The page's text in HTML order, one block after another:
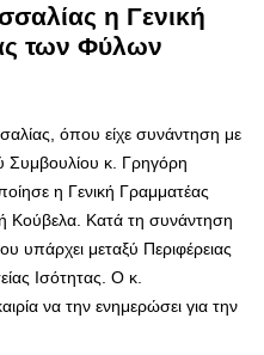
η Γενική
των Φύλων
όπου είχε συνάντηση με
Συμβουλίου κ. Γρηγόρη
η Γενική Γραμματέας
Κούβελα. Κατά τη συνάντηση
υπάρχει μεταξύ Περιφέρειας
Ισότητας. Ο κ.
να την ενημερώσει για την